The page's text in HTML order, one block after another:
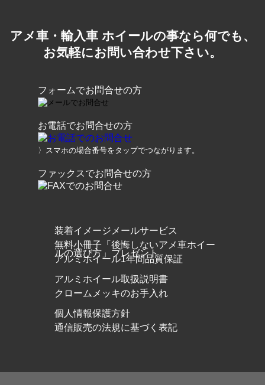
アメ車・輸入車 ホイールの事なら何でも、
お気軽にお問い合わせ下さい。
フォームでお問合せの方
お電話でお問合せの方
〉スマホの場合番号をタップでつながります。
ファックスでお問合せの方
装着イメージメールサービス
無料小冊子「後悔しないアメ車ホイー
ルの選び方」プレゼント
アルミホイール1年間品質保証
アルミホイール取扱説明書
クロームメッキのお手入れ
個人情報保護方針
通信販売の法規に基づく表記